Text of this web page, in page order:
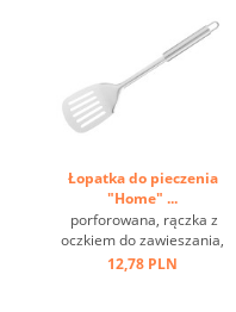
Łopatka do pieczenia
"Home" ...
porforowana, rączka z
oczkiem do zawieszania,
stal nierdzewna ...
12,78 PLN